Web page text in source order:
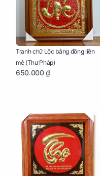
Tranh chữ Lộc bằng đồng liền
mê (Thư Pháp)
650.000 ₫